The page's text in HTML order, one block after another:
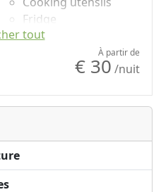
Fridge
Coffee machine
Outdoor dining area
Plancher en bois
Bathtub
Shampooing sans
doses uniques
tout
À partir de
€ 30 /nuit